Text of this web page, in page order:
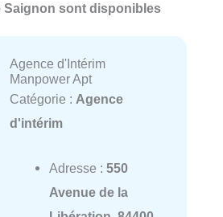
Saignon sont disponibles
Agence d'Intérim
Manpower Apt
Catégorie : Agence
d'intérim
Adresse : 550
Avenue de la